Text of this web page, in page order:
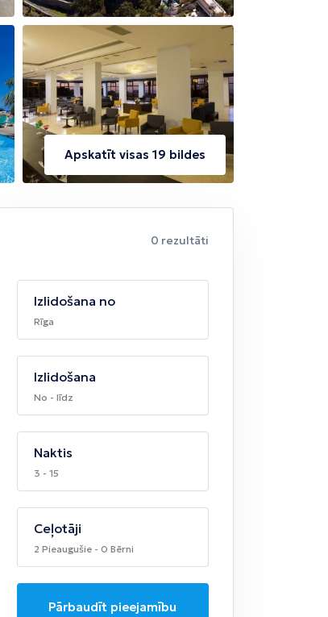
Apskatīt visas 19 bildes
0 rezultāti
Izlidošana no
Rīga
Izlidošana
No - līdz
Naktis
3 - 15
Ceļotāji
2 Pieaugušie - 0 Bērni
Pārbaudīt pieejamību